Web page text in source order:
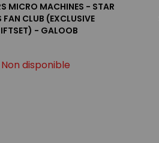
MICRO MACHINES - STAR
FAN CLUB (EXCLUSIVE
- GALOOB
Non disponible